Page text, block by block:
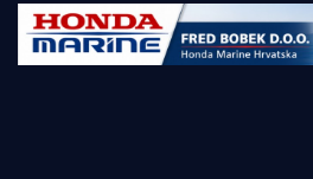
Početna